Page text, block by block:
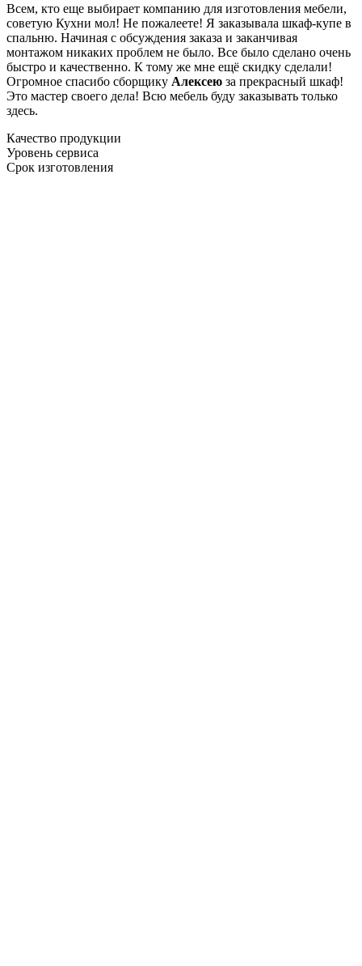
Всем, кто еще выбирает компанию для изготовления мебели,
советую Кухни мол! Не пожалеете! Я заказывала шкаф-купе в
спальню. Начиная с обсуждения заказа и заканчивая
монтажом никаких проблем не было. Все было сделано очень
быстро и качественно. К тому же мне ещё скидку сделали!
Огромное спасибо сборщику Алексею за прекрасный шкаф!
Это мастер своего дела! Всю мебель буду заказывать только
здесь.
Качество продукции
Уровень сервиса
Срок изготовления